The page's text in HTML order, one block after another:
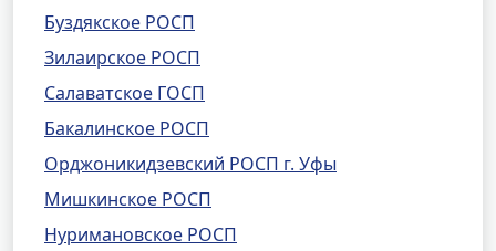
Буздякское РОСП
Зилаирское РОСП
Салаватское ГОСП
Бакалинское РОСП
Орджоникидзевский РОСП г. Уфы
Мишкинское РОСП
Нуримановское РОСП